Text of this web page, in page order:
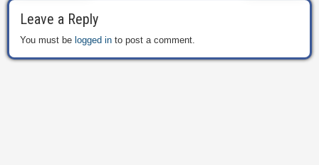
Leave a Reply
You must be logged in to post a comment.